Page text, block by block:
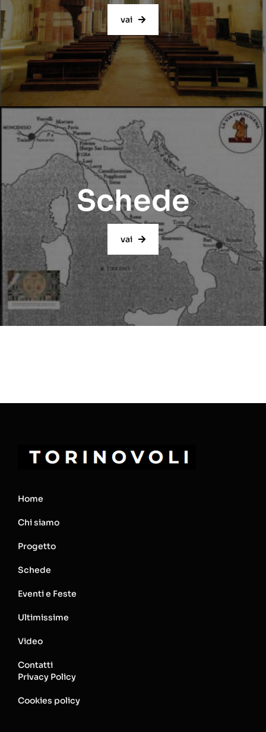
vai
Schede
vai
Home
Chi siamo
Progetto
Schede
Eventi e Feste
Ultimissime
Video
Contatti
Privacy Policy
Cookies policy